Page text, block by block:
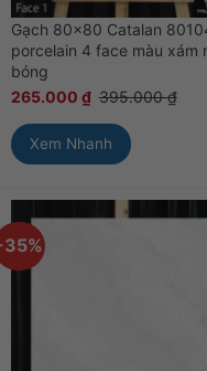
Gạch 80×80 Catalan
porcelain 4 face màu xám
bóng
265.000 ₫ 395.000₫
Xem Nhanh